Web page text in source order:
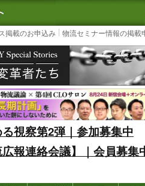
大の物流ニュースサイト
3PL, SCMなど国
掲載のお申込み 物流セミナー情報の掲載
視察第2弾｜参加募集中
報連絡会議】｜会員募集